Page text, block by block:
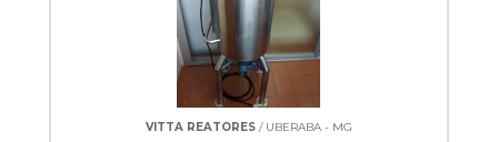
VITTA REATORES/ UBERABA - MG